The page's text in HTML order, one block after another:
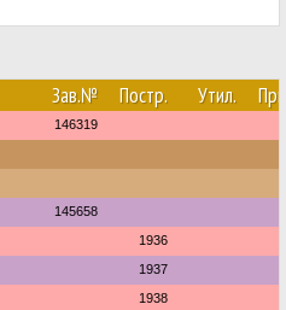
Зав.№ Постр. Утил.
146319
145658
1936
1937
1938